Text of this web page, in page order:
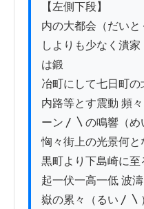
【左側下段】
内の大都会（だい
しよりも少なく潰
は鍛
冶町にして七日町
内路等とす震動 頻
ーン〳〵の鳴響（
恟々街上の光景何と
黒町より下島崎に
起一伏一高一低 波
嶽の累々（るい〳